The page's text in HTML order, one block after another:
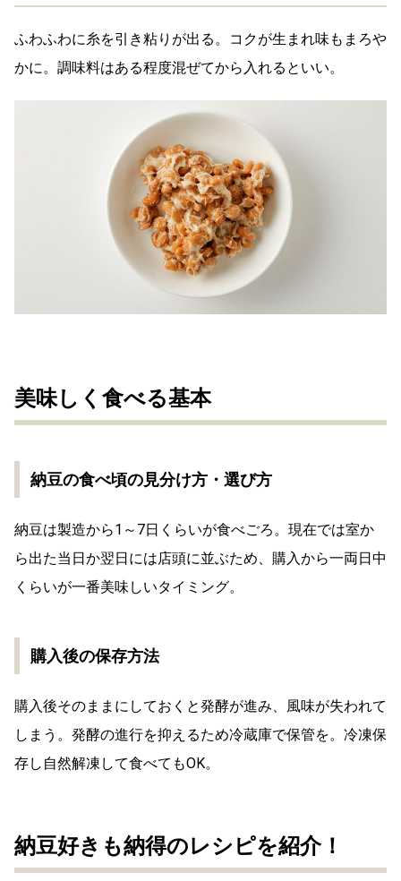
ふわふわに糸を引き粘りが出る。コクが生まれ味もまろや
かに。調味料はある程度混ぜてから入れるといい。
美味しく食べる基本
納豆の食べ頃の見分け方・選び方
納豆は製造から1～7日くらいが食べごろ。現在では室か
ら出た当日か翌日には店頭に並ぶため、購入から一両日中
くらいが一番美味しいタイミング。
購入後の保存方法
購入後そのままにしておくと発酵が進み、風味が失われて
しまう。発酵の進行を抑えるため冷蔵庫で保管を。冷凍保
存し自然解凍して食べてもOK。
納豆好きも納得のレシピを紹介！